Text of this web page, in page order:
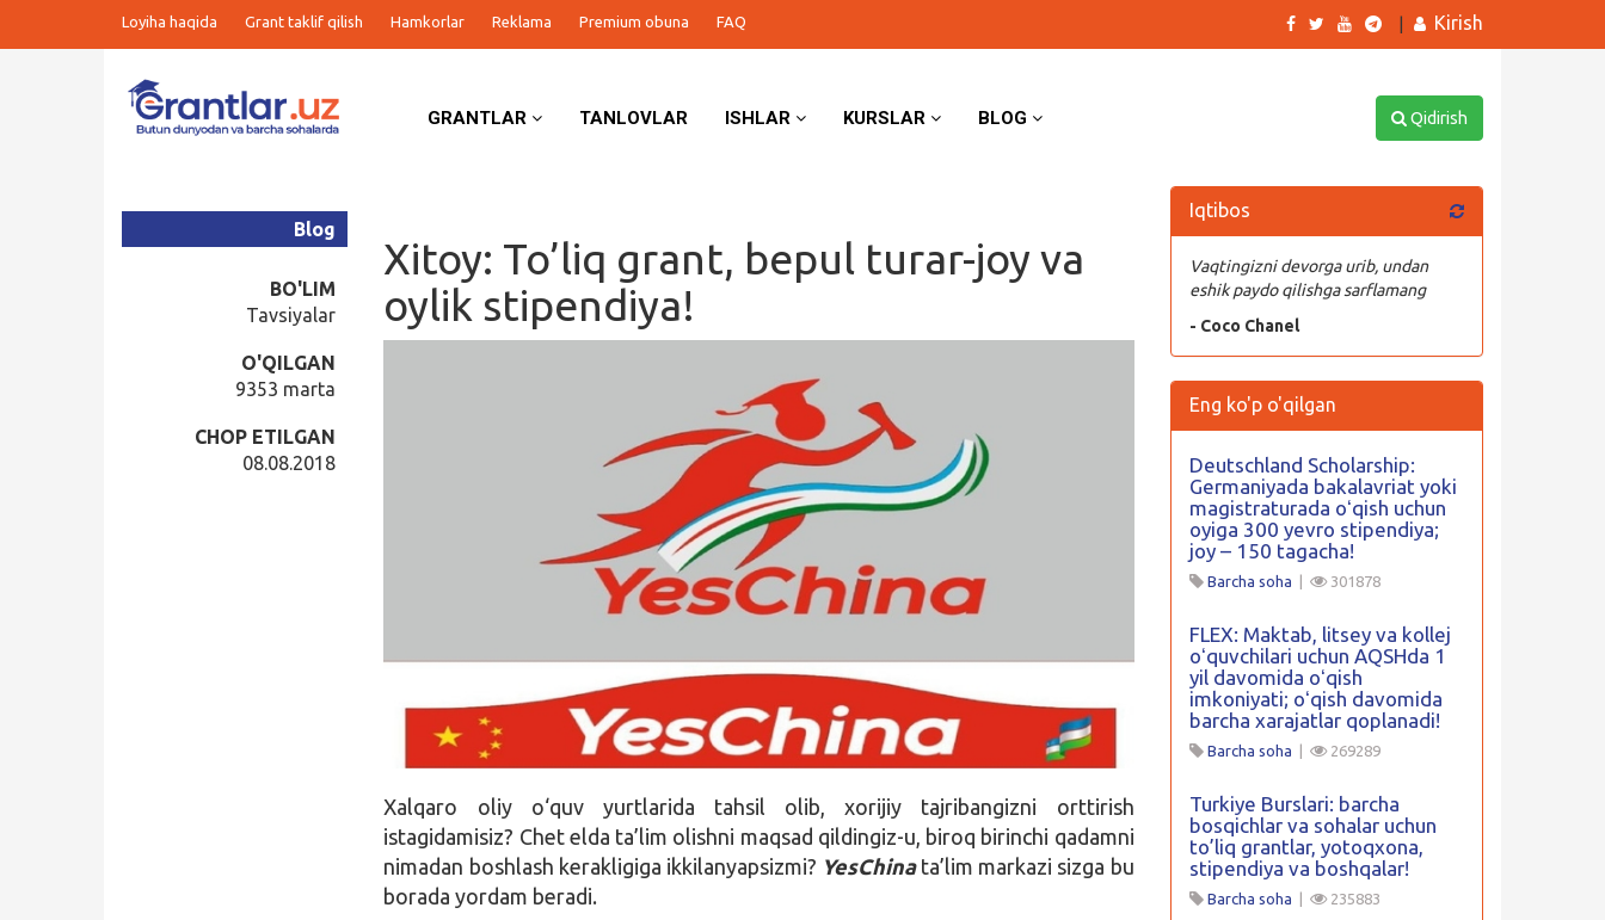
Loyiha haqida Grant taklif qilish Hamkorlar Reklama Premium obuna FAQ Kirish
GRANTLAR TANLOVLAR ISHLAR KURSLAR BLOG Qidirish
Xitoy: To’liq grant, bepul turar-joy va
oylik stipendiya!
Blog
BO'LIM
Tavsiyalar
O'QILGAN
9353 marta
CHOP ETILGAN
08.08.2018
Xalqaro oliy o‘quv yurtlarida tahsil olib, xorijiy tajribangizni orttirish
istagidamisiz? Chet elda ta’lim olishni maqsad qildingiz-u, biroq birinchi qadamni
nimadan boshlash kerakligiga ikkilanyapsizmi? YesChinata’lim markazi sizga bu
borada yordam beradi.
Iqtibos
Vaqtingizni devorga urib, undan
eshik paydo qilishga sarflamang
- Coco Chanel
Eng ko'p o'qilgan
Deutschland Scholarship:
Germaniyada bakalavriat yoki
magistraturada oʻqish uchun
oyiga 300 yevro stipendiya;
joy – 150 tagacha!
Barcha soha 301878
FLEX: Maktab, litsey va kollej
oʻquvchilari uchun AQSHda 1
yil davomida oʻqish
imkoniyati; oʻqish davomida
barcha xarajatlar qoplanadi!
Barcha soha 269289
Turkiye Burslari: barcha
bosqichlar va sohalar uchun
to’liq grantlar, yotoqxona,
stipendiya va boshqalar!
Barcha soha 235883